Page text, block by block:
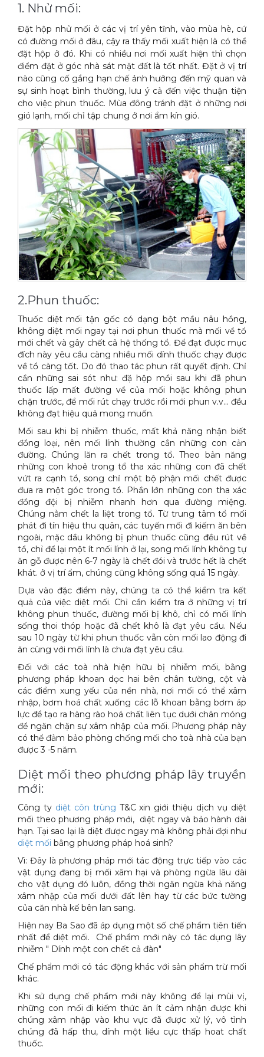
Xe đẩy làm vệ sinh Sài Gòn
1. Nhử mối:
Đặt hộp nhử mối ở các vị trí yên tĩnh, vào mùa hè, cứ
có đường mối ở đâu, cậy ra thấy mối xuất hiện là có thể
đặt hộp ở đó. Khi có nhiều nơi mối xuất hiện thì chọn
điểm đặt ở góc nhà sát mặt đất là tốt nhất. Đặt ở vị trí
nào cũng cố gắng hạn chế ảnh hưởng đến mỹ quan và
sự sinh hoạt bình thường, lưu ý cả đến việc thuận tiện
cho việc phun thuốc. Mùa đông tránh đặt ở những nơi
gió lạnh, mối chỉ tập chung ở nơi ẩm kín gió.
2.Phun thuốc:
Thuốc diệt mối tận gốc có dạng bột mầu nâu hồng,
không diệt mối ngay tại nơi phun thuốc mà mối về tổ
mới chết và gây chết cả hệ thống tổ. Để đạt được mục
đích này yêu cầu càng nhiều mối dính thuốc chạy được
về tổ càng tốt. Do đó thao tác phun rất quyết định. Chỉ
cần những sai sót như: đặ hộp mồi sau khi đã phun
thuốc lấp mất đường về của mối hoặc không phun
chặn trước, để mối rút chạy trước rồi mới phun v.v… đều
không đạt hiệu quả mong muốn.
Mối sau khi bị nhiễm thuốc, mất khả năng nhận biết
đồng loại, nên mối lính thường cắn những con cản
đường. Chúng lăn ra chết trong tổ. Theo bản năng
những con khoẻ trong tổ tha xác những con đã chết
vứt ra cạnh tổ, song chỉ một bộ phận mối chết được
đưa ra một góc trong tổ. Phần lớn những con tha xác
đồng đội bị nhiễm nhanh hơn qua đường miệng.
Chúng nằm chết la liệt trong tổ. Từ trung tâm tổ mối
phát đi tín hiệu thu quân, các tuyến mối đi kiếm ăn bên
ngoài, mặc dầu không bị phun thuốc cũng đều rút về
tổ, chỉ để lại một ít mối lính ở lại, song mối lính không tự
ăn gỗ được nên 6-7 ngày là chết đói và trước hết là chết
khát. ở vị trí ẩm, chúng cũng không sống quá 15 ngày.
Dựa vào đặc điểm này, chúng ta có thể kiểm tra kết
quả của việc diệt mối. Chỉ cần kiểm tra ở những vị trí
không phun thuốc, đường mối bị khô, chỉ có mối lính
sống thoi thóp hoặc đã chết khô là đạt yêu cầu. Nếu
sau 10 ngày từ khi phun thuốc vẫn còn mối lao động đi
ăn cùng với mối lính là chưa đạt yêu cầu.
Đối với các toà nhà hiện hữu bị nhiễm mối, bằng
phương pháp khoan dọc hai bên chân tường, cột và
các điểm xung yếu của nền nhà, nơi mối có thể xâm
nhập, bơm hoá chất xuống các lỗ khoan bằng bơm áp
lực để tạo ra hàng rào hoá chất liên tục dưới chân móng
để ngăn chặn sự xâm nhập của mối. Phương pháp này
có thể đảm bảo phòng chống mối cho toà nhà của bạn
được 3 -5 năm.
Diệt mối theo phương pháp lây truyền
mới:
Công ty diệt côn trùng T&C xin giới thiệu dịch vụ diệt
mối theo phương pháp mới, diệt ngay và bảo hành dài
hạn. Tại sao lại là diệt được ngay mà không phải đợi như
diệt mối bằng phương pháp hoá sinh?
Vì: Đây là phương pháp mới tác động trực tiếp vào các
vật dụng đang bị mối xâm hại và phòng ngừa lâu dài
cho vật dụng đó luôn, đồng thời ngăn ngừa khả năng
xâm nhập của mối dưới đất lên hay từ các bức tường
của căn nhà kế bên lan sang.
Hiện nay Ba Sao đã áp dụng một số chế phẩm tiên tiến
nhất để diệt mối. Chế phẩm mới này có tác dụng lây
nhiễm " Dính một con chết cả đàn"
Chế phẩm mới có tác động khác với sản phẩm trừ mối
khác.
Khi sử dụng chế phẩm mới này không để lại mùi vị,
những con mối đi kiếm thức ăn ít cảm nhận được khi
chúng xâm nhập vào khu vực đã được xử lý, vô tình
chúng đã hấp thu, dính một liều cực thấp hoat chất
thuốc.